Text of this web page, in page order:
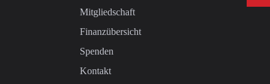
Mitgliedschaft
Finanzübersicht
Spenden
Kontakt